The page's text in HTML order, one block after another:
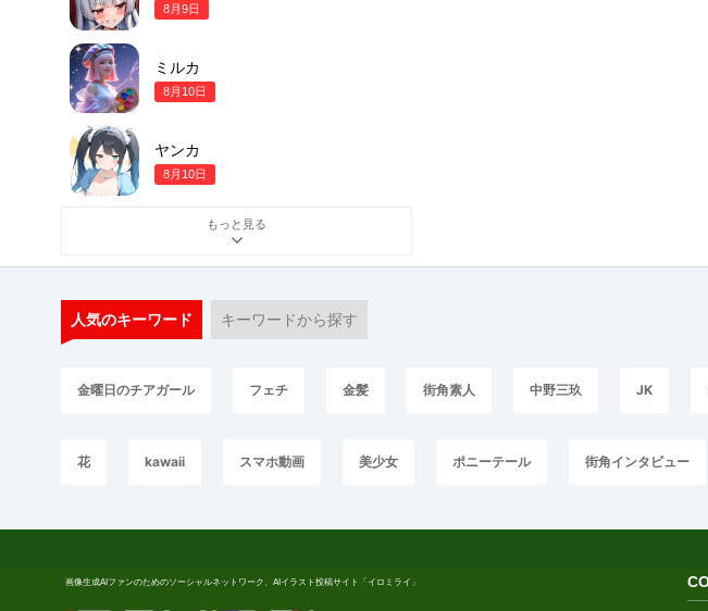
8月9日
ミルカ
8月10日
ヤンカ
8月10日
もっと見る
人気のキーワード キーワードから探す
金曜日のチアガール フェチ 金髪 街角素人 中野三玖 JK
花 kawaii スマホ動画 美少女 ポニーテール 街角インタビュー
画像生成AIファンのためのソーシャルネットワーク、AIイラスト投稿サイト「イロミライ」